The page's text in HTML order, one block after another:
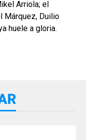
Arriola; el
Márquez, Duilio
huele a gloria.